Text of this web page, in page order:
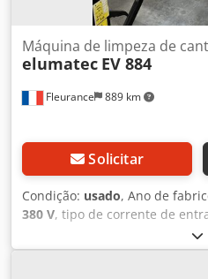
Fleurance 889 km
Máquina de limpeza de
elumatec EV 884
Solicitar
Condição: usado, Ano de
380 V, tipo de corrente de
, Oferecemos
cantos usada, modelo
2008. Tipo: EV 884 Número